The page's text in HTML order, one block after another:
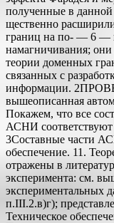
полученные в
щественно
границ на по- — 6 —
намагничивания; они
теории доменных
связанных с
информации.
вышеописанная
Покажем, что все
АСНИ соответствуют
3Составные части
обеспечение. 11.
отражены в
эксперимента: см.
экспериментальных
п.III.2.в)г);
Техническое